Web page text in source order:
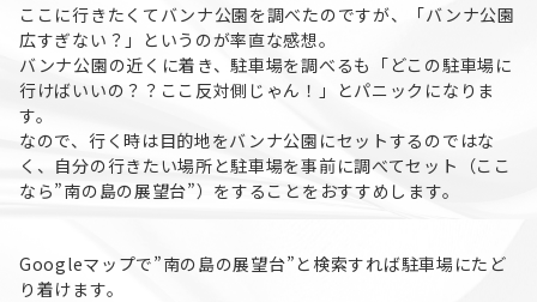
ここに行きたくてバンナ公園を調べたのですが、「バンナ公園
広すぎない？」というのが率直な感想。
バンナ公園の近くに着き、駐車場を調べるも「どこの駐車場に
行けばいいの？？ここ反対側じゃん！」とパニックになりま
す。
なので、行く時は目的地をバンナ公園にセットするのではな
く、自分の行きたい場所と駐車場を事前に調べてセット（ここ
なら”南の島の展望台”）をすることをおすすめします。
Googleマップで”南の島の展望台”と検索すれば駐車場にたど
り着けます。